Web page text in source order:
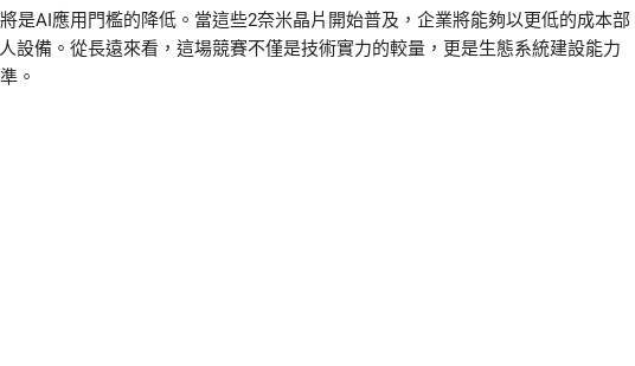
是AI應用門檻的降低。當這些2奈米晶片開始普及，企業將能夠以更低的成本部
設備。從長遠來看，這場競賽不僅是技術實力的較量，更是生態系統建設能力
。